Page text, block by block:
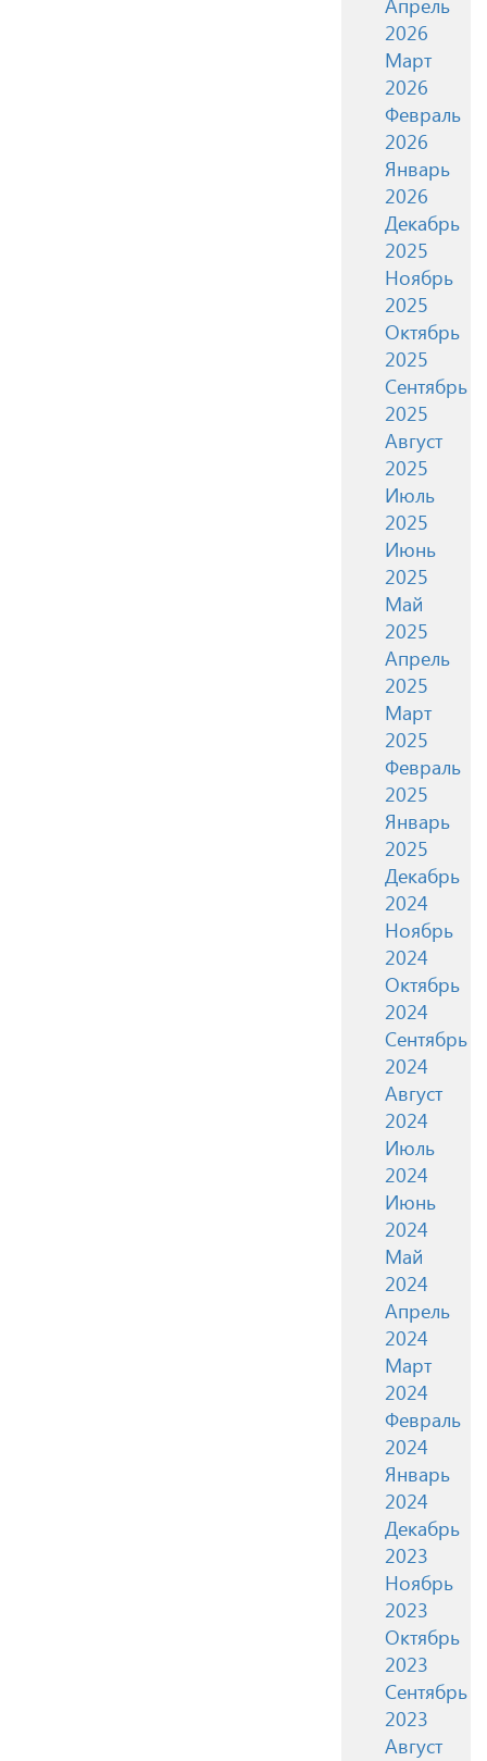
2026
Март
2026
Февраль
2026
Январь
2026
Декабрь
2025
Ноябрь
2025
Октябрь
2025
Сентябрь
2025
Август
2025
Июль
2025
Июнь
2025
Май
2025
Апрель
2025
Март
2025
Февраль
2025
Январь
2025
Декабрь
2024
Ноябрь
2024
Октябрь
2024
Сентябрь
2024
Август
2024
Июль
2024
Июнь
2024
Май
2024
Апрель
2024
Март
2024
Февраль
2024
Январь
2024
Декабрь
2023
Ноябрь
2023
Октябрь
2023
Сентябрь
2023
Август